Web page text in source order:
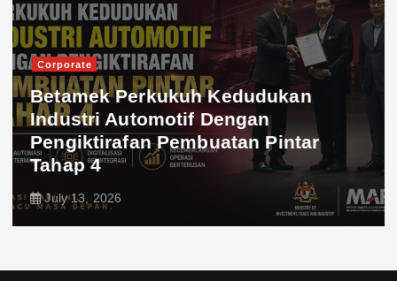
Corporate
Betamek Perkukuh Kedudukan
Industri Automotif Dengan
Pengiktirafan Pembuatan Pintar
Tahap 4
July 13, 2026